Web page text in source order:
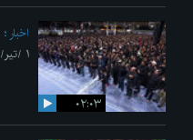
۰۲:۰۳
اخبار
۱ /تیر/ ۱۴۰۵